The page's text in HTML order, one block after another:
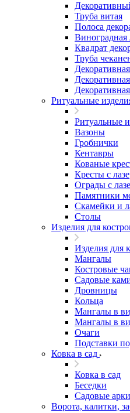
Труба витая
Полоса
Виноградная
Квадрат
Труба
Ритуальные
Ритуальные
Вазоны
Гробнички
Кентавры
Кованые
Кресты с
Ограды с
Памятники
Скамейки и
Столы
Изделия для
Изделия для
Мангалы
Костровые
Садовые
Дровницы
Кольца
Мангалы в
Мангалы в
Очаги
Подставки
Ковка в сад
Ковка в сад
Беседки
Садовые арки
Ворота, калитки,